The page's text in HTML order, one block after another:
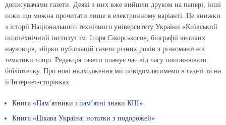
дописувачами газети. Деякі з них вже вийшли друком на папері, інші
поки що можна прочитати лише в електронному варіанті. Це книжки
з історії Національного технічного університету України «Київський
політехнічний інститут ім. Ігоря Сікорського», біографії великих
науковців, збірки публікацій газети різних років з різноманітної
тематики тощо. Редакція газети планує час від часу поповнювати
бібліотечку. Про нові надходження ми повідомлятимемо в газеті та на
її Інтернет-сторінках.
Книга «Пам’ятники і пам’ятні знаки КПІ»
Книга «Цікава Україна: нотатки з подорожей»